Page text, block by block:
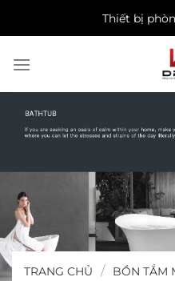
Thiết bị
TRANG CHỦ / BỒN TẮM